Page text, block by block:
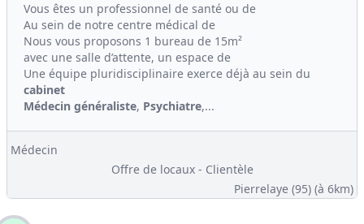
Vous êtes un professionnel de santé ou de
Au sein de notre centre médical de
Nous vous proposons 1 bureau de 15m²
avec une salle d’attente, un espace de
Une équipe pluridisciplinaire exerce déjà au sein du
cabinet
Médecin généraliste, Psychiatre,...
Médecin
Offre de locaux - Clientèle
Pierrelaye (95) (à 6km)